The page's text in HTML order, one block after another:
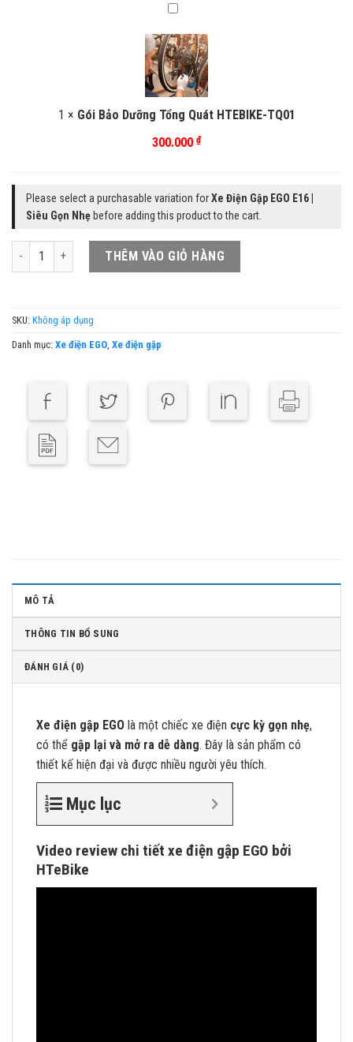
Gói
Dưỡng
Tổng
Quát
HTEBIKE-
TQ01
1 × Gói Bảo Dưỡng Tổng Quát HTEBIKE-TQ01
300.000 ₫
Please select a purchasable variation forXe Điện Gập EGO E16 |
Siêu Gọn Nhẹ before adding this product to the cart.
Xe Điện Gập EGO E16 | Siêu Gọn Nhẹ số lượng
THÊM VÀO GIỎ HÀNG
SKU: Không áp dụng
Danh mục: Xe điện EGO Xe điện gập
MÔ TẢ
THÔNG TIN BỔ SUNG
ĐÁNH GIÁ (0)
Xe điện gập EGO là một chiếc xe điện cực kỳ gọn nhẹ,
có thể gập lại và mở ra dễ dàng. Đây là sản phẩm có
thiết kế hiện đại và được nhiều người yêu thích.
Mục lục
Video review chi tiết xe điện gập EGO bởi
HTeBike